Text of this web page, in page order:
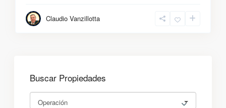
Claudio Vanzillotta
Buscar Propiedades
Operación